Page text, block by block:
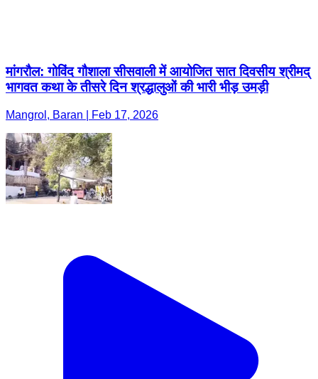
मांगरौल: गोविंद गौशाला सीसवाली में आयोजित सात दिवसीय श्रीमद्
भागवत कथा के तीसरे दिन श्रद्धालुओं की भारी भीड़ उमड़ी
Mangrol, Baran | Feb 17, 2026